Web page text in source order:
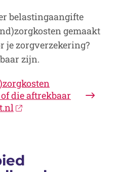
belastingaangifte
gemaakt
je zorgverzekering?
zijn.
die aftrekbaar